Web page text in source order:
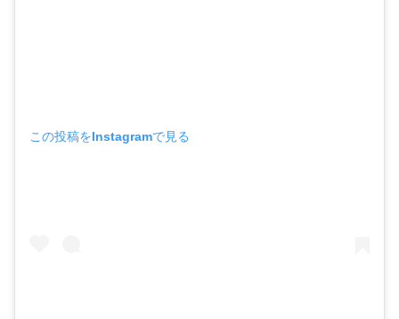
この投稿をInstagramで見る